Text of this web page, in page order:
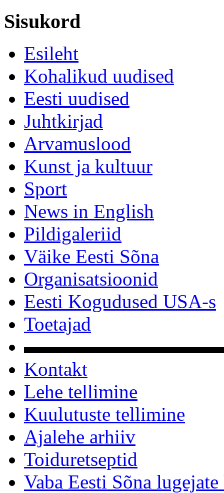
Sisukord
Esileht
Kohalikud uudised
Eesti uudised
Juhtkirjad
Arvamuslood
Kunst ja kultuur
Sport
News in English
Pildigaleriid
Väike Eesti Sõna
Organisatsioonid
Eesti Kogudused USA-s
Toetajad
Kontakt
Lehe tellimine
Kuulutuste tellimine
Ajalehe arhiiv
Toiduretseptid
Vaba Eesti Sõna